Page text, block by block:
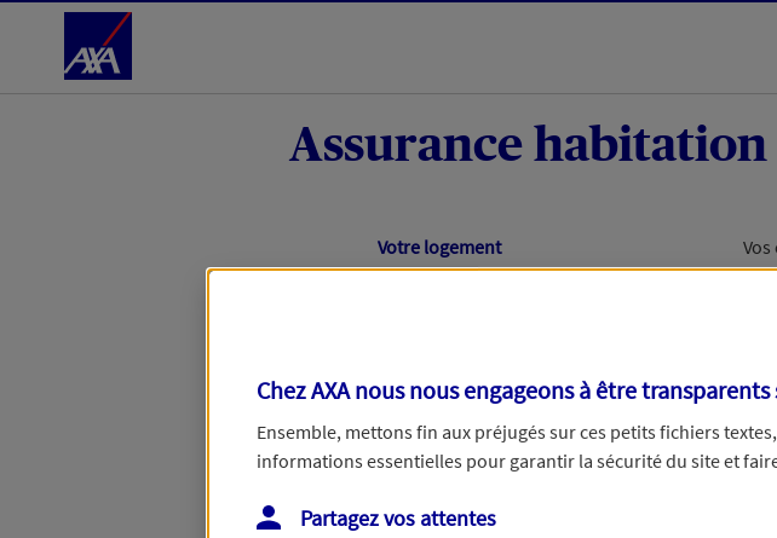
Accéder au Contenu
Assurance
Étape en cours :Votre logement
accompagner au mieux dans votre projet d'assurance
Que souhaitez-vous assurer ?
Chez AXA nous nous engageons à être
Ensemble, mettons fin aux préjugés sur ces petits fichiers
informations essentielles pour garantir la sécurité du site et
Partagez vos attentes